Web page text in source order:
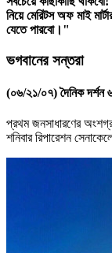
নিয়ে মেরিটস অফ মাই
যেতে পারবো।"
ভগবানের সন্তরা
(০৬/২১/০৭) দৈনিক দর্শন
প্রথম জনসাধারণের
শনিবার রিপারেশন